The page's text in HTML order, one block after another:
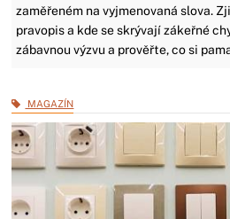
zaměřeném na vyjmenovaná slova.
pravopis a kde se skrývají zákeřné
zábavnou výzvu a prověřte, co si
MAGAZÍN